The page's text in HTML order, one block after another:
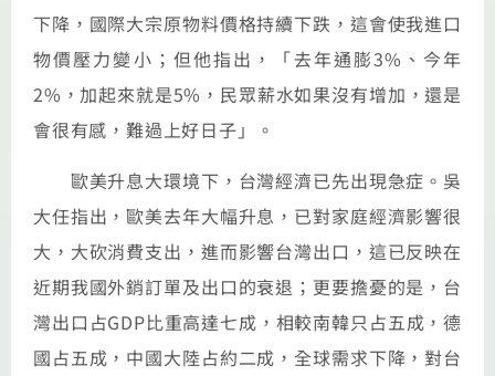
下降，國際大宗原物料價格持續下跌，這會使我進口
物價壓力變小；但他指出，「去年通膨3%、今年
2%，加起來就是5%，民眾薪水如果沒有增加，還是
會很有感，難過上好日子」。
歐美升息大環境下，台灣經濟已先出現急症。吳
大任指出，歐美去年大幅升息，已對家庭經濟影響很
大，大砍消費支出，進而影響台灣出口，這已反映在
近期我國外銷訂單及出口的衰退；更要擔憂的是，台
灣出口占GDP比重高達七成，相較南韓只占五成，德
國占五成，中國大陸占約二成，全球需求下降，對台